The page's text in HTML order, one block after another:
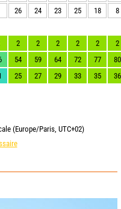
26 24 23 25 18 8
2 2 2 2 2
2
54 59 64 72 77
80
25 27 29 33 35 36
(Europe/Paris, UTC+02)